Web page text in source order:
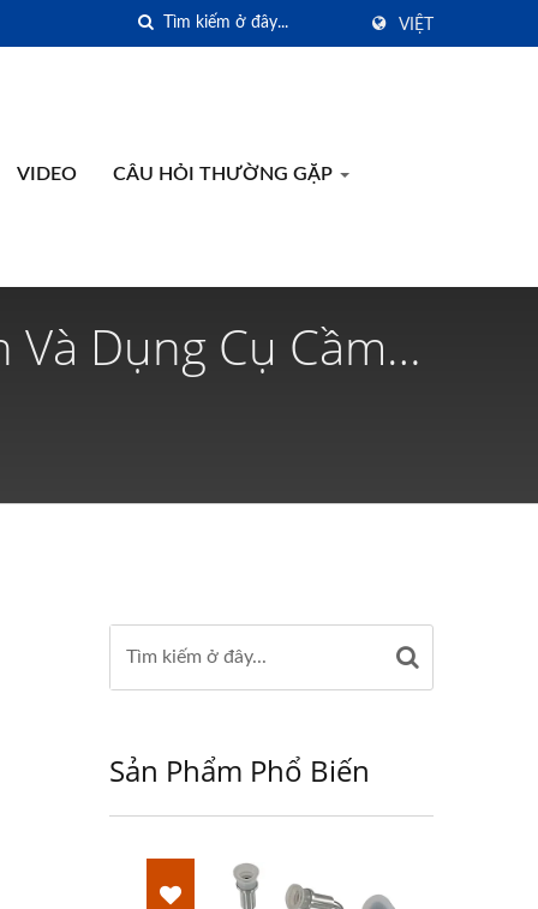
VIỆT
VIDEO CÂU HỎI THƯỜNG GẶP
Dụng Cụ Cầm
Sản Phẩm Phổ Biến